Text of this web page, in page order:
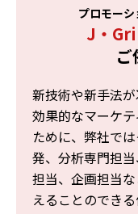
プロモーシ
J・
ご
新技術や新手法
効果的なマーケ
ために、弊社で
発、分析専門担
担当、企画担当
えることのできる